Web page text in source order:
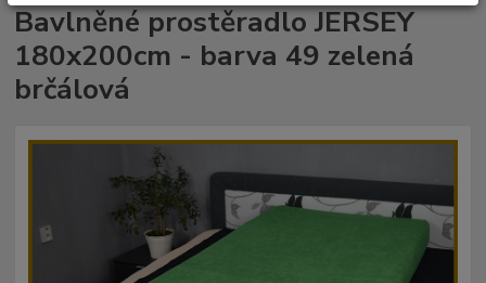
Bavlněné prostěradlo JERSEY
180x200cm - barva 49 zelená
brčálová